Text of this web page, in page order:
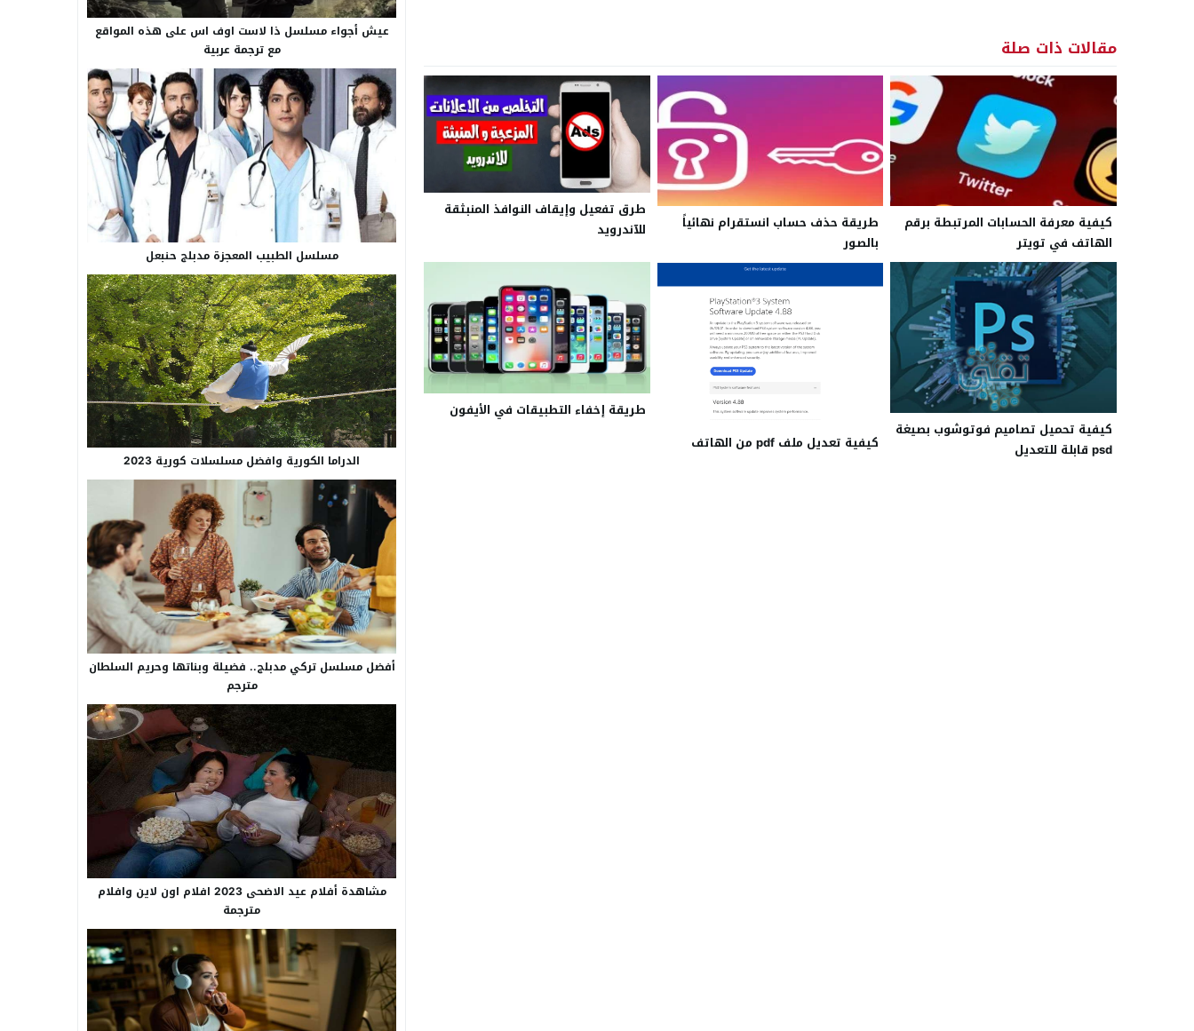
مقالات ذات صلة
كيفية معرفة الحسابات المرتبطة برقم
الهاتف في تويتر
طريقة حذف حساب انستقرام نهائياً
بالصور
طرق تفعيل وإيقاف النوافذ المنبثقة
للآندرويد
كيفية تحميل تصاميم فوتوشوب بصيغة
psd قابلة للتعديل
كيفية تعديل ملف pdf من الهاتف
طريقة إخفاء التطبيقات في الأيفون
عيش أجواء مسلسل ذا لاست اوف اس على هذه المواقع
مع ترجمة عربية
مسلسل الطبيب المعجزة مدبلج حنبعل
الدراما الكورية وافضل مسلسلات كورية 2023
أفضل مسلسل تركي مدبلج.. فضيلة وبناتها وحريم السلطان
مترجم
مشاهدة أفلام عيد الاضحى 2023 افلام اون لاين وافلام
مترجمة